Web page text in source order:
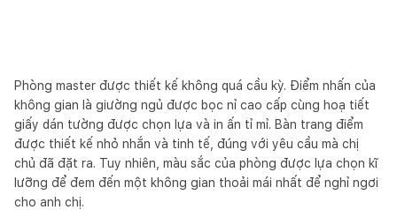
Phòng master được thiết kế không quá cầu kỳ. Điểm nhấn của
không gian là giường ngủ được bọc nỉ cao cấp cùng hoạ tiết
giấy dán tường được chọn lựa và in ấn tỉ mỉ. Bàn trang điểm
được thiết kế nhỏ nhắn và tinh tế, đúng với yêu cầu mà chị
chủ đã đặt ra. Tuy nhiên, màu sắc của phòng được lựa chọn kĩ
lưỡng để đem đến một không gian thoải mái nhất để nghỉ ngơi
cho anh chị.